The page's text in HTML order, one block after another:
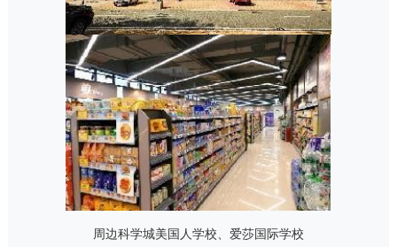
周边科学城美国人学校、爱莎国际学校